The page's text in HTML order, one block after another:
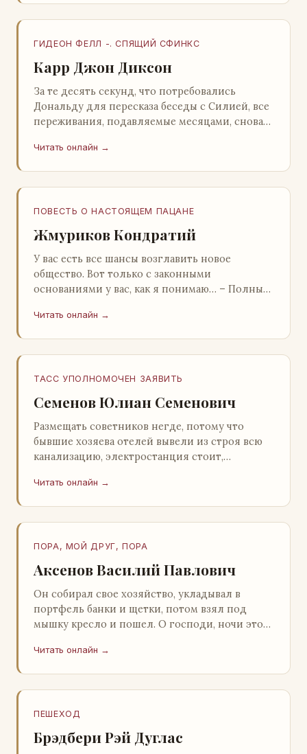
ГИДЕОН ФЕЛЛ -. СПЯЩИЙ СФИНКС
Карр Джон Диксон
За те десять секунд, что потребовались
Дональду для пересказа беседы с Силией, все
переживания, подавляемые месяцами, снова
среди…
Читать онлайн →
ПОВЕСТЬ О НАСТОЯЩЕМ ПАЦАНЕ
Жмуриков Кондратий
У вас есть все шансы возглавить новое
общество. Вот только с законными
основаниями у вас, как я понимаю… – Полный
Натанович. – Что ж, …
Читать онлайн →
ТАСС УПОЛНОМОЧЕН ЗАЯВИТЬ
Семенов Юлиан Семенович
Размещать советников негде, потому что
бывшие хозяева отелей вывели из строя всю
канализацию, электростанция стоит,
А. Алешин». …
Читать онлайн →
ПОРА, МОЙ ДРУГ, ПОРА
Аксенов Василий Павлович
Он собирал свое хозяйство, укладывал в
портфель банки и щетки, потом взял под
мышку кресло и пошел. О господи, ночи этой
заставлял…
Читать онлайн →
ПЕШЕХОД
Брэдбери Рэй Дуглас